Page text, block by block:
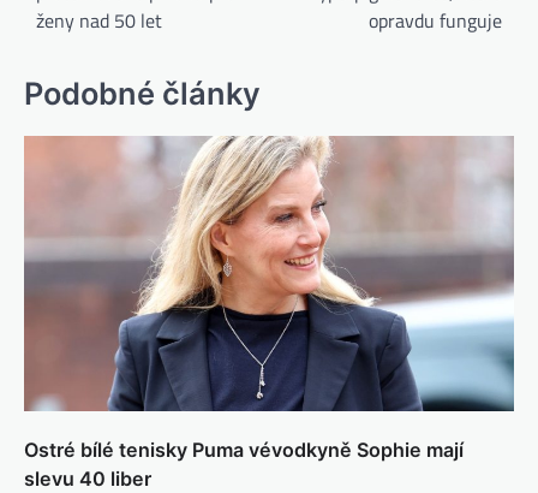
ženy nad 50 let
opravdu funguje
Podobné články
Ostré bílé tenisky Puma vévodkyně Sophie mají
slevu 40 liber